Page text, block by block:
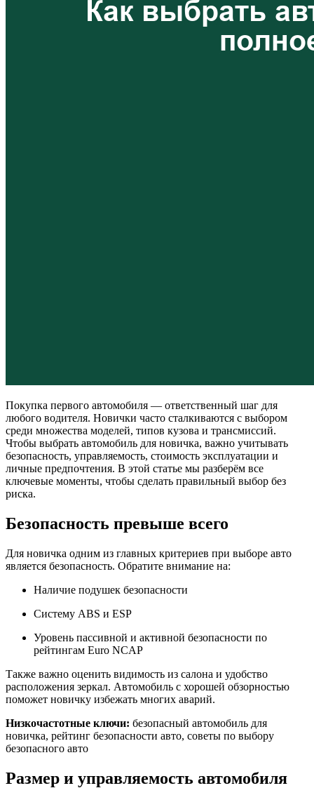
Покупка первого автомобиля — ответственный шаг для
любого водителя. Новички часто сталкиваются с выбором
среди множества моделей, типов кузова и трансмиссий.
Чтобы выбрать автомобиль для новичка, важно учитывать
безопасность, управляемость, стоимость эксплуатации и
личные предпочтения. В этой статье мы разберём все
ключевые моменты, чтобы сделать правильный выбор без
риска.
Безопасность превыше всего
Для новичка одним из главных критериев при выборе авто
является безопасность. Обратите внимание на:
Наличие подушек безопасности
Систему ABS и ESP
Уровень пассивной и активной безопасности по
рейтингам Euro NCAP
Также важно оценить видимость из салона и удобство
расположения зеркал. Автомобиль с хорошей обзорностью
поможет новичку избежать многих аварий.
Низкочастотные ключи: безопасный автомобиль для
новичка, рейтинг безопасности авто, советы по выбору
безопасного авто
Размер и управляемость автомобиля